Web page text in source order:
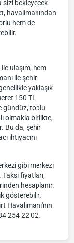
sizi bekleyecek
havalimanından
hem de
ulaşım, hem
ile şehir
yaklaşık
150 TL
gündüz, toplu
olmakla birlikte,
Bu da, şehir
ihtiyacını
gibi merkezi
Taksi fiyatları,
hesaplanır.
gösterebilir.
Havalimanı'nın
254 22 02.